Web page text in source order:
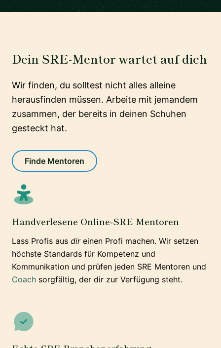
Dein SRE-Mentor wartet auf dich
Wir finden, du solltest nicht alles alleine
herausfinden müssen. Arbeite mit jemandem
zusammen, der bereits in deinen Schuhen
gesteckt hat.
Finde Mentoren
Handverlesene Online-SRE Mentoren
Lass Profis aus direinen Profi machen. Wir setzen
höchste Standards für Kompetenz und
Kommunikation und prüfen jeden SRE Mentoren und
Coach sorgfältig, der dir zur Verfügung steht.